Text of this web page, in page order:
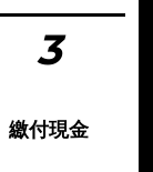
3
繳付現金